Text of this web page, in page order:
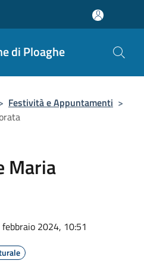
di Ploaghe
Festività e Appuntamenti >
Maria
febbraio 2024, 10:51